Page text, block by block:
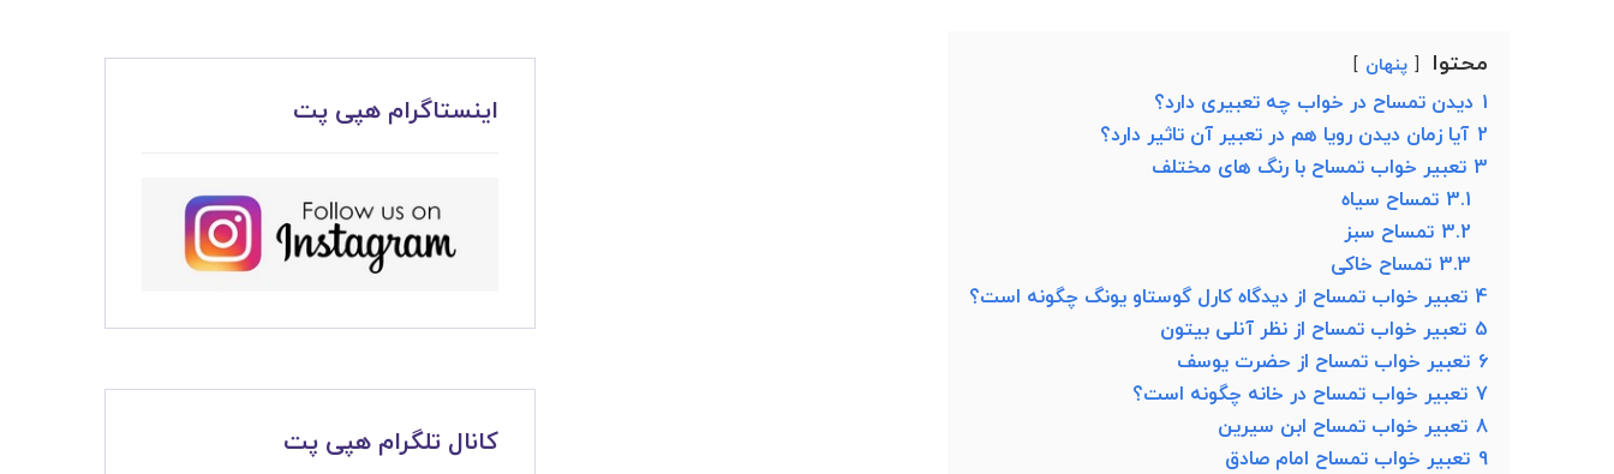
محتوا پنهان
1 دیدن تمساح در خواب چه تعبیری دارد؟
2 آیا زمان دیدن رویا هم در تعبیر آن تاثیر دارد؟
3 تعبیر خواب تمساح با رنگ های مختلف
3.1 تمساح سیاه
3.2 تمساح سبز
3.3 تمساح خاکی
4 تعبیر خواب تمساح از دیدگاه کارل گوستاو یونگ چگونه است؟
5 تعبیر خواب تمساح از نظر آنلی بیتون
6 تعبیر خواب تمساح از حضرت یوسف
7 تعبیر خواب تمساح در خانه چگونه است؟
8 تعبیر خواب تمساح ابن سیرین
9 تعبیر خواب تمساح امام صادق
اینستاگرام هپی پت
کانال تلگرام هپی پت